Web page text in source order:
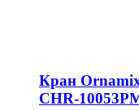
Кран
CHR-